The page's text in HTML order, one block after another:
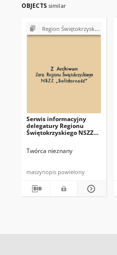
OBJECTS similar
Region Świętokrzyski NSZZ "Solidarność". Delegatura Starachowice
Serwis informacyjny
delegatury Regionu
Świętokrzyskiego NSZZ
Twórca nieznany
maszynopis powielony